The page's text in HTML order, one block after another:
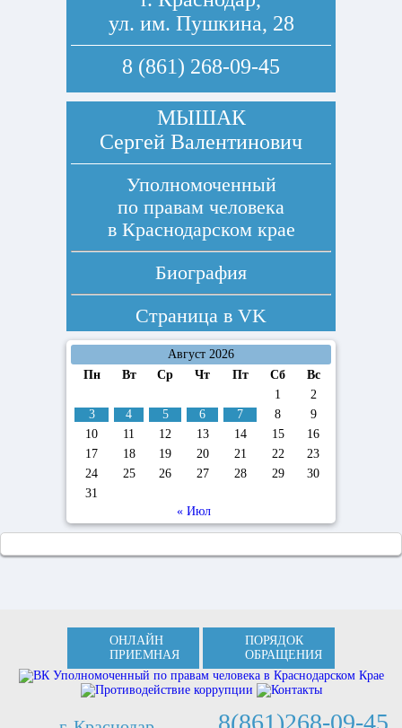
ул. им. Пушкина, 28
8 (861) 268-09-45
МЫШАК
Сергей Валентинович
Уполномоченный
по правам человека
в Краснодарском крае
Биография
Страница в VK
Август 2026
Пн
Вт Ср Чт Пт Сб
Вс
1
2
3
4 5 6 7 8
9
10
11 12 13 14 15
16
17
18 19 20 21 22
23
24
25 26 27 28 29
30
31
« Июл
ОНЛАЙН
ПРИЕМНАЯ
ПОРЯДОК
ОБРАЩЕНИЯ
8(861)268-09-45